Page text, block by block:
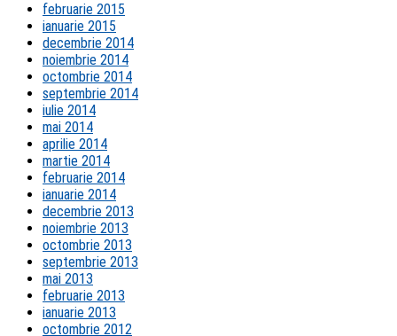
februarie 2015
ianuarie 2015
decembrie 2014
noiembrie 2014
octombrie 2014
septembrie 2014
iulie 2014
mai 2014
aprilie 2014
martie 2014
februarie 2014
ianuarie 2014
decembrie 2013
noiembrie 2013
octombrie 2013
septembrie 2013
mai 2013
februarie 2013
ianuarie 2013
octombrie 2012